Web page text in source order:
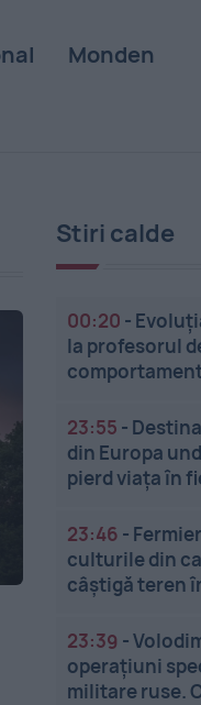
Monden
Stiri calde
00:20 -
la profesorul
23:55 -
din Europa
pierd viața în
23:46 -
culturile din
câștigă teren
23:39 -
operațiuni
militare ruse.